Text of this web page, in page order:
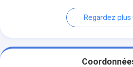
Regardez plus